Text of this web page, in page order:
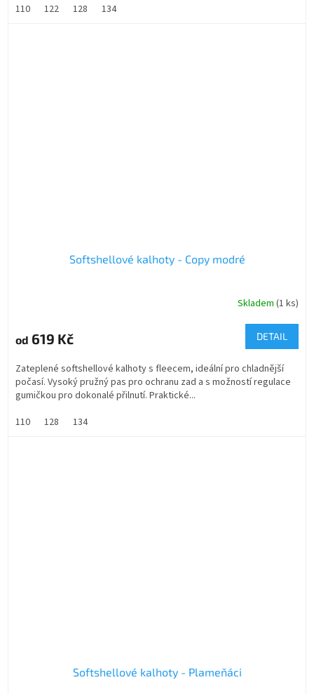
110 122 128 134
Softshellové kalhoty - Copy modré
Skladem (1 ks)
od 619 Kč DETAIL
Zateplené softshellové kalhoty s fleecem, ideální pro chladnější
počasí. Vysoký pružný pas pro ochranu zad a s možností regulace
gumičkou pro dokonalé přilnutí. Praktické...
110
128 134
Softshellové kalhoty - Plameňáci